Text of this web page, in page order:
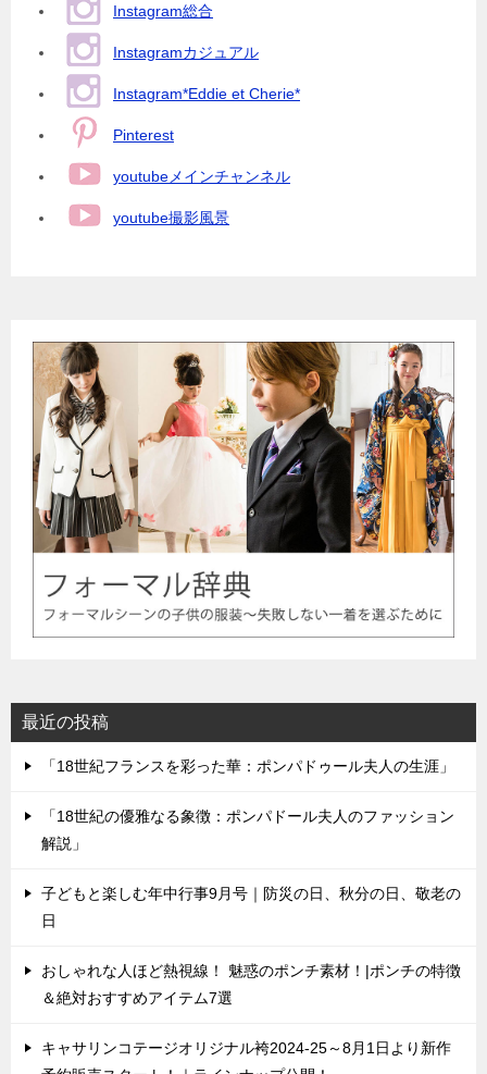
Instagram総合
Instagramカジュアル
Instagram*Eddie et Cherie*
Pinterest
youtubeメインチャンネル
youtube撮影風景
最近の投稿
「18世紀フランスを彩った華：ポンパドゥール夫人の生涯」
「18世紀の優雅なる象徴：ポンパドール夫人のファッション
解説」
子どもと楽しむ年中行事9月号｜防災の日、秋分の日、敬老の
日
おしゃれな人ほど熱視線！ 魅惑のポンチ素材！|ポンチの特徴
＆絶対おすすめアイテム7選
キャサリンコテージオリジナル袴2024-25～8月1日より新作